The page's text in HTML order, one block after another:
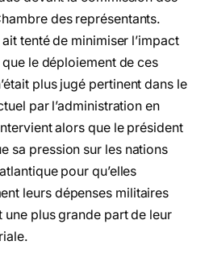
des représentants.
tenté de minimiser l’impact
le déploiement de ces
plus jugé pertinent dans le
par l’administration en
alors que le président
sa pression sur les nations
pour qu’elles
leurs dépenses militaires
une plus grande part de leur